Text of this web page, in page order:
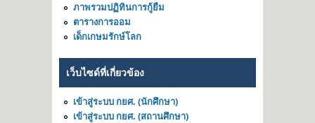
ภาพรวมปฏิทินการกู้ยืม
ตารางการออม
เด็กเกษมรักษ์โลก
เว็บไซด์ที่เกี่ยวข้อง
เข้าสู่ระบบ กยศ. (นักศึกษา)
เข้าสู่ระบบ กยศ. (สถานศึกษา)